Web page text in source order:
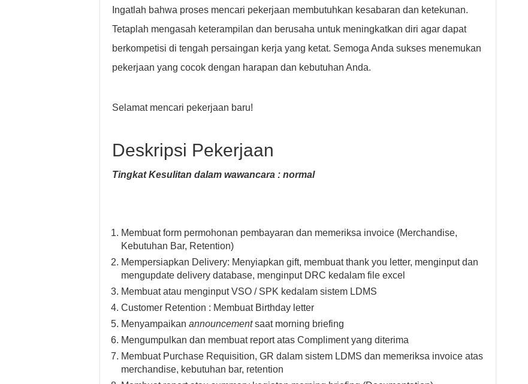
Ingatlah bahwa proses mencari pekerjaan membutuhkan kesabaran dan ketekunan.
Tetaplah mengasah keterampilan dan berusaha untuk meningkatkan diri agar dapat
berkompetisi di tengah persaingan kerja yang ketat. Semoga Anda sukses menemukan
pekerjaan yang cocok dengan harapan dan kebutuhan Anda.
Selamat mencari pekerjaan baru!
Deskripsi Pekerjaan
Tingkat Kesulitan dalam wawancara : normal
Membuat form permohonan pembayaran dan memeriksa invoice (Merchandise,
Kebutuhan Bar, Retention)
Mempersiapkan Delivery: Menyiapkan gift, membuat thank you letter, menginput dan
mengupdate delivery database, menginput DRC kedalam file excel
Membuat atau menginput VSO / SPK kedalam sistem LDMS
Customer Retention : Membuat Birthday letter
Menyampaikan announcementsaat morning briefing
Mengumpulkan dan membuat report atas Compliment yang diterima
Membuat Purchase Requisition, GR dalam sistem LDMS dan memeriksa invoice atas
merchandise, kebutuhan bar, retention